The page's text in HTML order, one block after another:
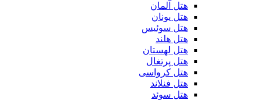
هتل آلمان
هتل یونان
هتل سوئیس
هتل هلند
هتل لهستان
هتل پرتغال
هتل کرواسی
هتل فنلاند
هتل سوئد